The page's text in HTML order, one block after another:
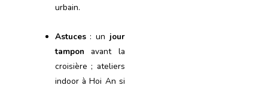
urbain.
Astuces: un jour
tampon avant la
croisière ; ateliers
indoor à Hoi An si